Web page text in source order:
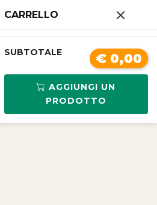
Chiamaci 3341210267
CARRELLO
SUBTOTALE € 0,00
AGGIUNGI UN
PRODOTTO